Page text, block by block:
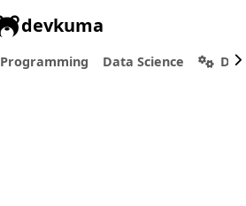
devkuma
Programming Data Science